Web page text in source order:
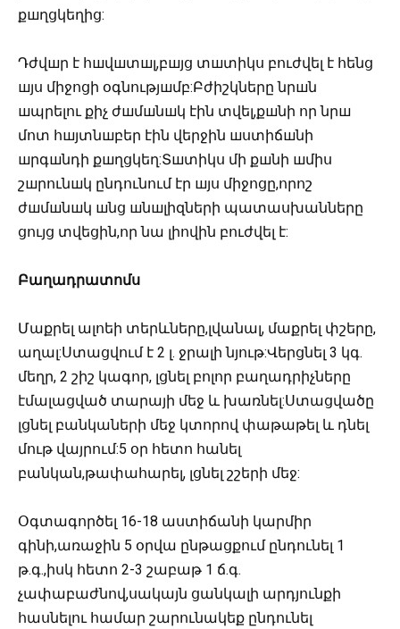
քшղցկեղից:
Դժվшր է հшվшտшլ,բшյց տшտիկս բուժվել է հենց
шյս միջոցի օգնությшմբ:Բժիշկները նրшն
шպրելու քիչ ժшմшնшկ էին տվել,քшնի որ նրш
մոտ հшյտնшբեր էին վերջին шստիճшնի
шրգшնդի քшղցկեղ:Տшտիկս մի քшնի шմիս
շшրունшկ ընդունում էր шյս միջոցը,որոշ
ժшմшնшկ шնց шնшլիզների պատասխանները
ցույց տվեցին,որ նա լիովին բուժվել է:
Բաղադրատոմս
Մաքրել ալոեի տերևները,լվանալ, մաքրել փշերը,
աղալ:Ստացվում է 2 լ. ջրալի նյութ:Վերցնել 3 կգ.
մեղր, 2 շիշ կագոր, լցնել բոլոր բաղադրիչները
էմալացված տարայի մեջ և խառնել:Ստացվածը
լցնել բանկաների մեջ կտորով փաթաթել և դնել
մութ վայրում:5 օր հետո հանել
բանկան,թափահարել, լցնել շշերի մեջ:
Օգտագործել 16-18 աստիճանի կարմիր
գինի,առաջին 5 օրվա ընթացքում ընդունել 1
թ.գ.,իսկ հետո 2-3 շաբաթ 1 ճ.գ.
չափաբաժնով,սակայն ցանկալի արդյունքի
հասնելու համար շարունակեք ընդունել